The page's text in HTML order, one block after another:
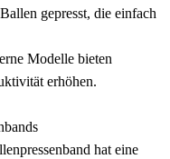
gepresst, die einfach
Modelle bieten
erhöhen.
hat eine